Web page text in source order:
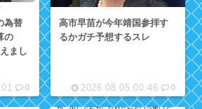
為替
の
まし
0
高市早苗が今年靖国参拝す
るかガチ予想するスレ
2026.08.05 00:46 0